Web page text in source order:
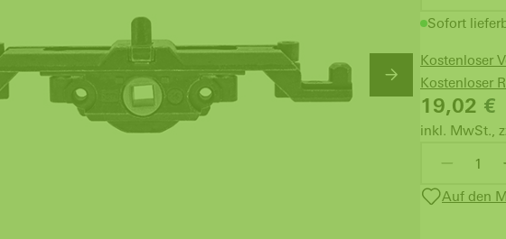
Sofort
Kostenloser
Kostenloser
19,02 €
inkl. MwSt.,
Auf den